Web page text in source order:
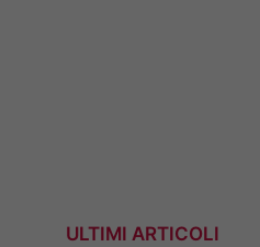
ULTIMI ARTICOLI